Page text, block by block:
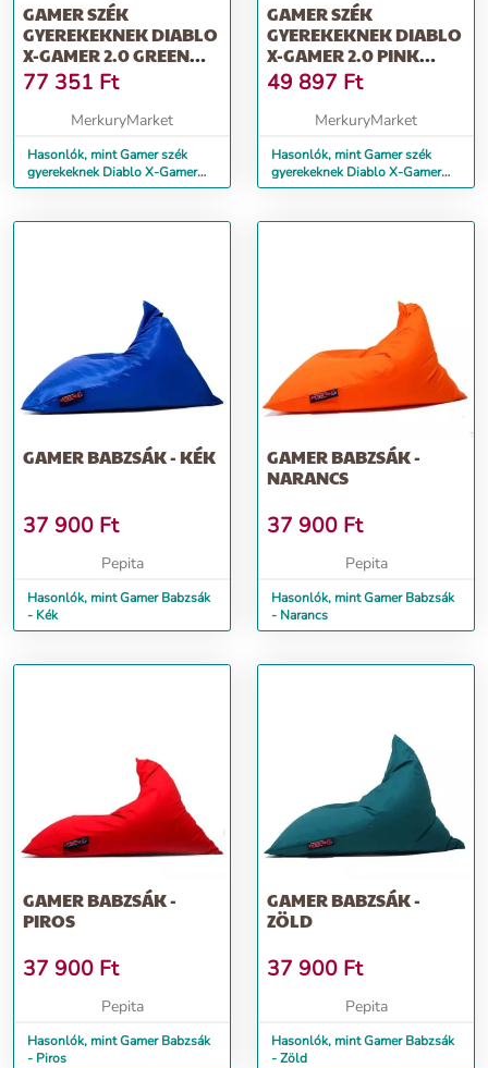
GAMER SZÉK
GYEREKEKNEK DIABLO
X-GAMER 2.0 GREEN
EMERALD
77 351 Ft
MerkuryMarket
Hasonlók, mint Gamer szék
gyerekeknek Diablo X-Gamer
2.0 green emerald
GAMER SZÉK
GYEREKEKNEK DIABLO
X-GAMER 2.0 PINK
MARSHMALLOW
49 897 Ft
MerkuryMarket
Hasonlók, mint Gamer szék
gyerekeknek Diablo X-Gamer
2.0 pink marshmallow
GAMER BABZSÁK - KÉK
37 900 Ft
Pepita
Hasonlók, mint Gamer Babzsák
- Kék
GAMER BABZSÁK -
NARANCS
37 900 Ft
Pepita
Hasonlók, mint Gamer Babzsák
- Narancs
GAMER BABZSÁK -
PIROS
37 900 Ft
Pepita
Hasonlók, mint Gamer Babzsák
- Piros
GAMER BABZSÁK -
ZÖLD
37 900 Ft
Pepita
Hasonlók, mint Gamer Babzsák
- Zöld